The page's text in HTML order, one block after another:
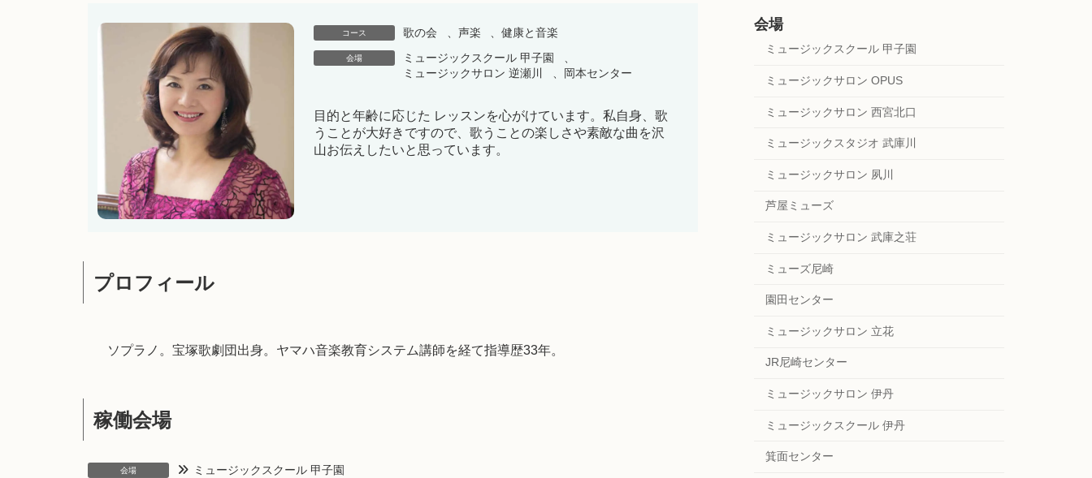
コース 歌の会 声楽 、健康と音楽
会場 ミュージックスクール 甲子園
ミュージックサロン 逆瀬川
岡本センター
目的と年齢に応じた レッスンを心がけています。私自身、歌
うことが大好きですので、歌うことの楽しさや素敵な曲を沢
山お伝えしたいと思っています。
プロフィール
ソプラノ。宝塚歌劇団出身。ヤマハ音楽教育システム講師を経て指導歴33年。
稼働会場
会場 ミュージックスクール 甲子園
会場
ミュージックスクール 甲子園
ミュージックサロン OPUS
ミュージックサロン 西宮北口
ミュージックスタジオ 武庫川
ミュージックサロン 夙川
芦屋ミューズ
ミュージックサロン 武庫之荘
ミューズ尼崎
園田センター
ミュージックサロン 立花
JR尼崎センター
ミュージックサロン 伊丹
ミュージックスクール 伊丹
箕面センター